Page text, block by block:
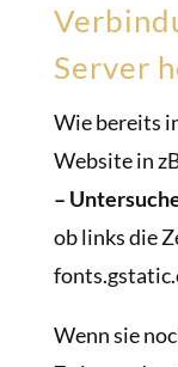
Server
Wie bereits
Website in
–
ob links die
Wenn sie